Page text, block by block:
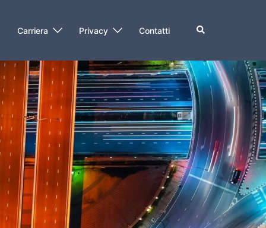
Carriera Privacy Contatti